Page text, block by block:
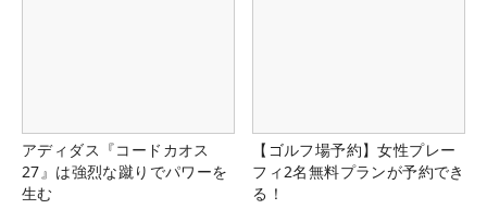
アディダス『コードカオス
27』は強烈な蹴りでパワーを
生む
【ゴルフ場予約】女性プレー
フィ2名無料プランが予約でき
る！